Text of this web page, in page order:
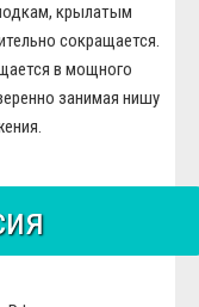
крылатым
сокращается.
в мощного
занимая нишу